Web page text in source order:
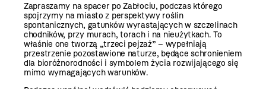
Zapraszamy na spacer po Zabłociu, podczas którego
spojrzymy na miasto z perspektywy roślin
spontanicznych, gatunków wyrastających w szczelinach
chodników, przy murach, torach i na nieużytkach. To
właśnie one tworzą „trzeci pejzaż” – wypełniają
przestrzenie pozostawione naturze, będące schronieniem
dla bioróżnorodności i symbolem życia rozwijającego się
mimo wymagających warunków.